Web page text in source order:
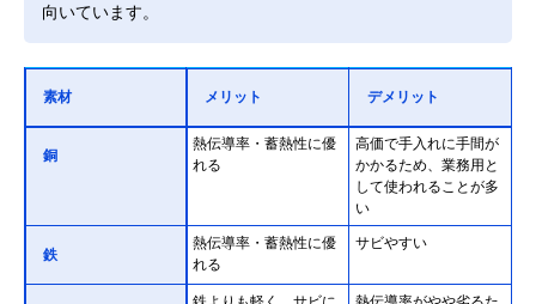
向いています。
素材 メリット デメリット
銅
熱伝導率・蓄熱性に優
れる
高価で手入れに手間が
かかるため、業務用と
して使われることが多
い
鉄
熱伝導率・蓄熱性に優
れる
サビやすい